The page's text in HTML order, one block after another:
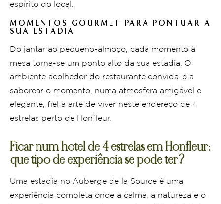
espírito do local.
MOMENTOS GOURMET PARA PONTUAR A
SUA ESTADIA
Do jantar ao pequeno-almoço, cada momento à
mesa torna-se um ponto alto da sua estadia. O
ambiente acolhedor do restaurante convida-o a
saborear o momento, numa atmosfera amigável e
elegante, fiel à arte de viver neste endereço de 4
estrelas perto de Honfleur.
Ficar num hotel de 4 estrelas em Honfleur:
que tipo de experiência se pode ter?
Uma estadia no Auberge de la Source é uma
experiência completa onde a calma, a natureza e o